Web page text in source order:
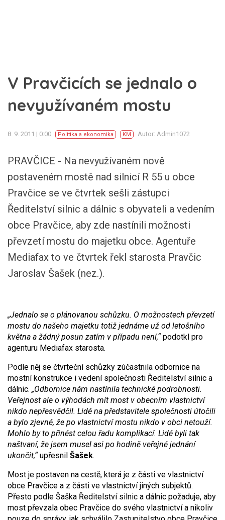
V Pravčicích se jednalo o
nevyužívaném mostu
8. 9. 2011 | 0:00 Politika a ekonomika KM Autor: Admin1072
PRAVČICE - Na nevyužívaném nově
postaveném mostě nad silnicí R 55 u obce
Pravčice se ve čtvrtek sešli zástupci
Ředitelství silnic a dálnic s obyvateli a vedením
obce Pravčice, aby zde nastínili možnosti
převzetí mostu do majetku obce. Agentuře
Mediafax to ve čtvrtek řekl starosta Pravčic
Jaroslav Šašek (nez.).
„Jednalo se o plánovanou schůzku. O možnostech převzetí
mostu do našeho majetku totiž jednáme už od letošního
května a žádný posun zatím v případu není,“podotkl pro
agenturu Mediafax starosta.
Podle něj se čtvrteční schůzky zúčastnila odbornice na
mostní konstrukce i vedení společnosti Ředitelství silnic a
dálnic. „Odbornice nám nastínila technické podrobnosti.
Veřejnost ale o výhodách mít most v obecním vlastnictví
nikdo nepřesvědčil. Lidé na představitele společnosti útočili
a bylo zjevné, že po vlastnictví mostu nikdo v obci netouží.
Mohlo by to přinést celou řadu komplikací. Lidé byli tak
naštvaní, že jsem musel asi po hodině veřejné jednání
ukončit,“upřesnil Šašek.
Most je postaven na cestě, která je z části ve vlastnictví
obce Pravčice a z části ve vlastnictví jiných subjektů.
Přesto podle Šaška Ředitelství silnic a dálnic požaduje, aby
most převzala obec Pravčice do svého vlastnictví a nikoliv